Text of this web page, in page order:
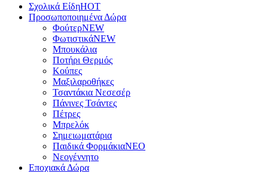
Σχολικά ΕίδηΗΟΤ
Προσωποποιημένα Δώρα
ΦούτερNEW
ΦωτιστικάNEW
Μπουκάλια
Ποτήρι Θερμός
Κούπες
Μαξιλαροθήκες
Τσαντάκια Νεσεσέρ
Πάνινες Τσάντες
Πέτρες
Μπρελόκ
Σημειωματάρια
Παιδικά ΦορμάκιαNEO
Νεογέννητο
Εποχιακά Δώρα